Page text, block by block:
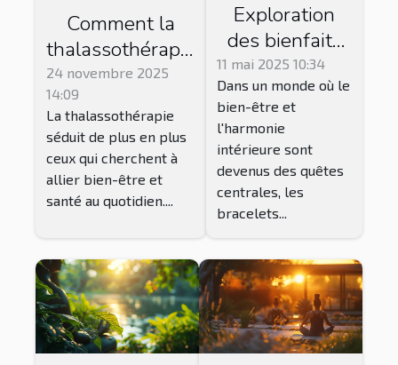
Comment la
thalassothérapie
peut
transformer
votre quotidien
?
24 novembre 2025
14:09
La thalassothérapie
séduit de plus en plus
ceux qui cherchent à
allier bien-être et
santé au quotidien....
Exploration
des bienfaits
des bracelets
énergétiques
et spirituels
11 mai 2025 10:34
Dans un monde où le
bien-être et
l'harmonie
intérieure sont
devenus des quêtes
centrales, les
bracelets...